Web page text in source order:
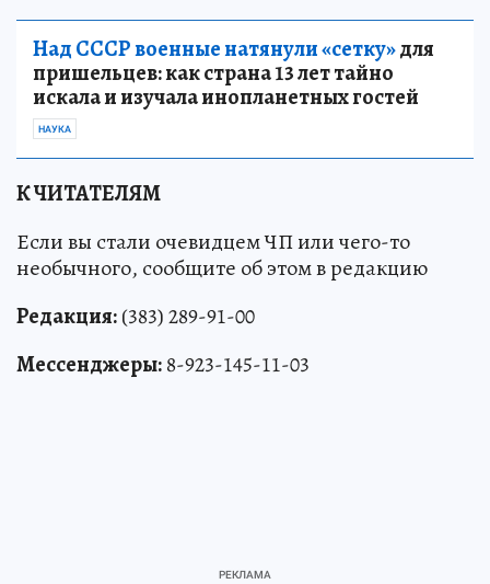
Над СССР военные натянули «сетку»для
пришельцев: как страна 13 лет тайно
искала и изучала инопланетных гостей
НАУКА
К ЧИТАТЕЛЯМ
Если вы стали очевидцем ЧП или чего-то
необычного, сообщите об этом в редакцию
Редакция:(383) 289-91-00
Мессенджеры:8-923-145-11-03